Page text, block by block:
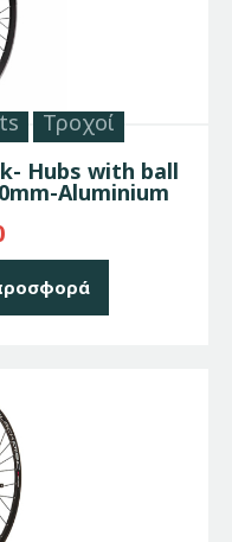
Τροχοί
Hubs with ball
Aluminium